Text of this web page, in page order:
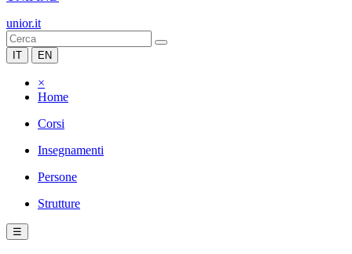
unior.it
IT EN
×
Home
Corsi
Insegnamenti
Persone
Strutture
☰